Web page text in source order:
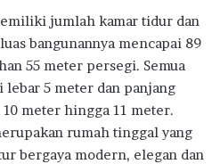
jumlah kamar tidur dan
bangunannya mencapai 89
55 meter persegi. Semua
5 meter dan panjang
meter hingga 11 meter.
rumah tinggal yang
bergaya modern, elegan dan